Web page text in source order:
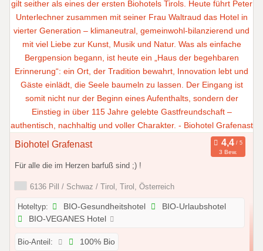
Biohotel Grafenast
3 Bew.
Für alle die im Herzen barfuß sind ;) !
6136 Pill / Schwaz / Tirol, Tirol, Österreich
Hoteltyp: BIO-Gesundheitshotel
BIO-Urlaubshotel
BIO-VEGANES Hotel
Bio-Anteil: 100% Bio